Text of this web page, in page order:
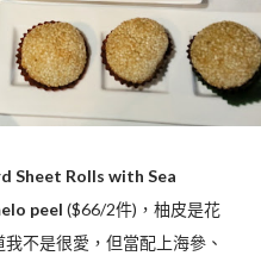
Sheet Rolls with Sea
peel ($66/2件)，柚皮是花
不是很愛，但當配上海參、